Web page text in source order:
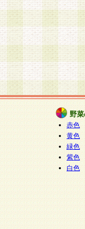
野
赤色
黄色
緑色
紫色
白色